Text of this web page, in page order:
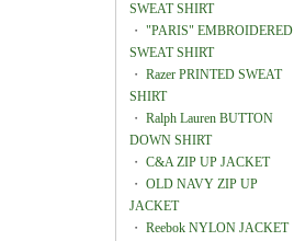
SWEAT SHIRT
・ "PARIS" EMBROIDERED
SWEAT SHIRT
・ Razer PRINTED SWEAT
SHIRT
・ Ralph Lauren BUTTON
DOWN SHIRT
・ C&A ZIP UP JACKET
・ OLD NAVY ZIP UP
JACKET
・ Reebok NYLON JACKET